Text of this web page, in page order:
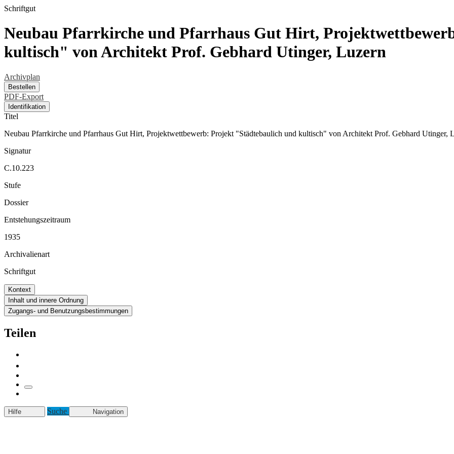
Schriftgut
Neubau Pfarrkirche und Pfarrhaus Gut Hirt,
kultisch" von Architekt Prof. Gebhard Utinger, Luzern
Archivplan
Bestellen
PDF-Export
Identifikation
Titel
Neubau Pfarrkirche und Pfarrhaus Gut Hirt, Projektwettbewerb: Projekt "Städtebaulich und kultisch" von Architekt Prof. Gebhard Utinger,
Signatur
C.10.223
Stufe
Dossier
Entstehungszeitraum
1935
Archivalienart
Schriftgut
Kontext
Inhalt und innere Ordnung
Zugangs- und Benutzungsbestimmungen
Teilen
Hilfe Suche Navigation